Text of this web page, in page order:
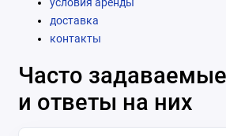
условия аренды
доставка
контакты
Часто
и ответы на них